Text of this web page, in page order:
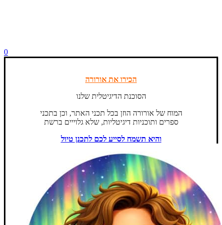
0
הכירו את אורורה
הסוכנת הדיגיטלית שלנו
המוח של אורורה הוזן בכל תכני האתר, וכן בתכני
ספרים ותוכניות דיגיטליות, שלא גלוייים ברשת
והיא תשמח לסייע לכם לתכנן טיול